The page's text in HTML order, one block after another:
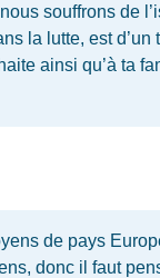
souffrons de
la lutte, est d’un
ainsi qu’à ta
de pays
donc il faut